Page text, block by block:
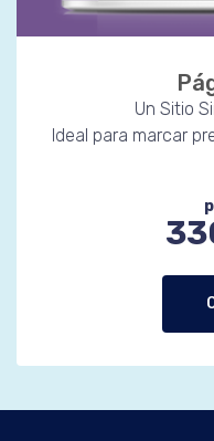
Un Sitio
Ideal para marcar